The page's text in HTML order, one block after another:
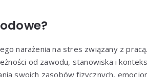
narażenia na stres związany z
od zawodu, stanowiska i
swoich zasobów fizycznych,